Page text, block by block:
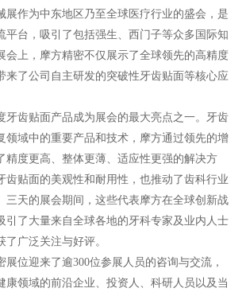
展作为中东地区乃至全球医疗行业的盛会，是
平台，吸引了包括强生、西门子等众多国际知
会上，摩方精密不仅展示了全球领先的高精度
来了公司自主研发的突破性牙齿贴面等核心应
牙齿贴面产品成为展会的最大亮点之一。牙齿
领域中的重要产品和技术，摩方通过领先的增
精度更高、整体更薄、适应性更强的解决方
齿贴面的美观性和耐用性，也推动了齿科行业
三天的展会期间，这些代表摩方在全球创新战
引了大量来自全球各地的牙科专家及业内人士
广泛关注与好评。
展位迎来了逾300位参展人员的咨询与交流，
康领域的前沿企业、投资人、科研人员以及当